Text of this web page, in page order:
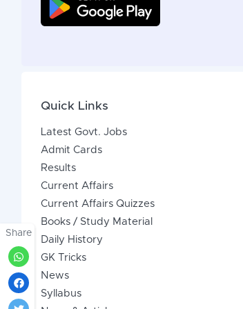
Share
Quick Links
Latest Govt. Jobs
Admit Cards
Results
Current Affairs
Current Affairs Quizzes
Books / Study Material
Daily History
GK Tricks
News
Syllabus